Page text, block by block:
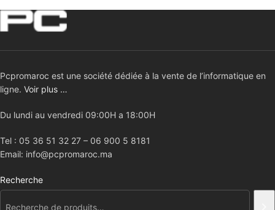
Pcpromaroc est une société dédiée à la vente de l’informatique en
ligne. Voir plus …
Du lundi au vendredi 09:00H a 18:00H
Tel : 05 36 51 32 27 – 06 900 5 8181
Email: info@pcpromaroc.ma
Recherche